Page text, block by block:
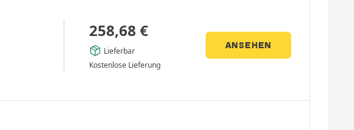
258,68 €
Lieferbar
Kostenlose Lieferung
ANSEHEN